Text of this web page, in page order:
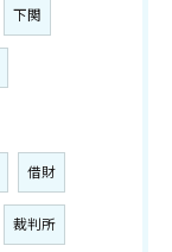
下関
借財
裁判所